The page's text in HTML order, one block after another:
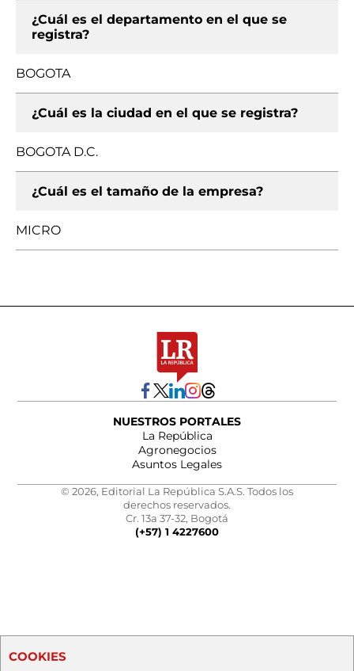
¿Cuál es el departamento en el que se
registra?
BOGOTA
¿Cuál es la ciudad en el que se registra?
BOGOTA D.C.
¿Cuál es el tamaño de la empresa?
MICRO
NUESTROS PORTALES
La República
Agronegocios
Asuntos Legales
© 2026, Editorial La República S.A.S. Todos los
derechos reservados.
Cr. 13a 37-32, Bogotá
(+57) 1 4227600
COOKIES